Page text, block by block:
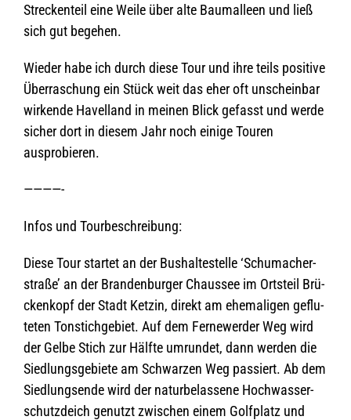
Stre­cken­teil eine Weile über alte Baum­al­leen und ließ
sich gut begehen.
Wie­der habe ich durch diese Tour und ihre teils posi­tive
Über­ra­schung ein Stück weit das eher oft unschein­bar
wir­kende Havel­land in mei­nen Blick gefasst und werde
sicher dort in die­sem Jahr noch einige Tou­ren
ausprobieren.
————-
Infos und Tourbeschreibung:
Diese Tour star­tet an der Bus­hal­te­stelle ‘Schu­ma­cher­
straße’ an der Bran­den­bur­ger Chaus­see im Orts­teil Brü­
cken­kopf der Stadt Ket­zin, direkt am ehe­ma­li­gen geflu­
te­ten Ton­stich­ge­biet. Auf dem Fer­ne­wer­der Weg wird
der Gelbe Stich zur Hälfte umrun­det, dann wer­den die
Sied­lungs­ge­biete am Schwar­zen Weg pas­siert. Ab dem
Sied­lungs­ende wird der natur­be­las­sene Hoch­was­ser­
schutz­deich genutzt zwi­schen einem Golf­platz und